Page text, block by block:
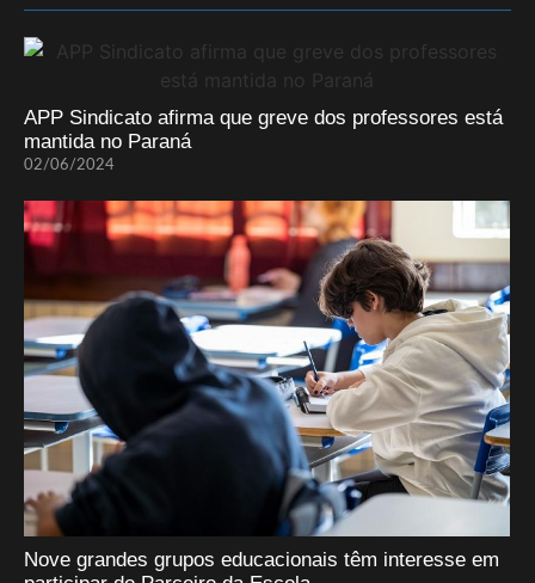
APP Sindicato afirma que greve dos professores está
mantida no Paraná
02/06/2024
Nove grandes grupos educacionais têm interesse em